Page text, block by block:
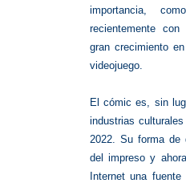
importancia,
recientemente
gran crecimiento
videojuego.
El cómic es, sin
industrias
2022. Su forma de
del impreso y
Internet una